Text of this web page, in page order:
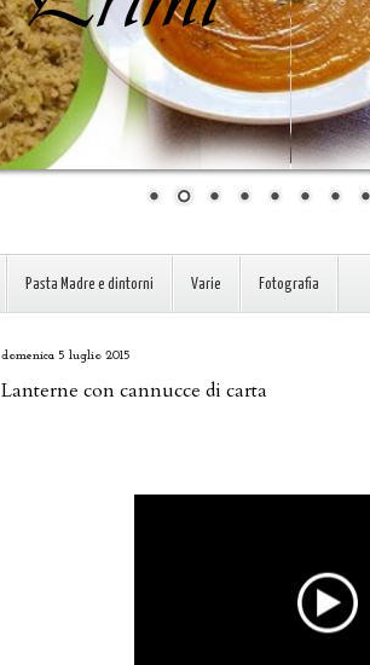
Pasta Madre e dintorni Varie Fotografia
domenica 5 luglio 2015
Lanterne con cannucce di carta